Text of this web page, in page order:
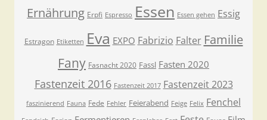
Ernährung Erpfi Espresso Essen Essen gehen Essig
Estragon Etiketten Eva EXPO Fabrizio Falter Familie
Fany Fasnacht 2020 Fassl Fasten 2020
Fastenzeit 2016 Fastenzeit 2017 Fastenzeit 2023
faszinierend Fauna Fede Fehler Feierabend Feige Felix Fenchel